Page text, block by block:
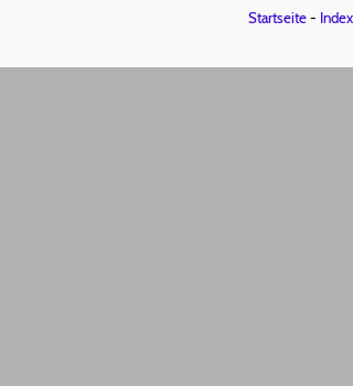
Startseite- Index